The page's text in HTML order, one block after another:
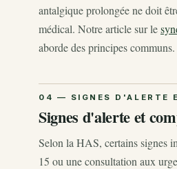
antalgique prolongée ne doit
médical. Notre article sur le
aborde des principes communs.
Signes d'alerte et
Selon la HAS, certains signes
15 ou une consultation aux